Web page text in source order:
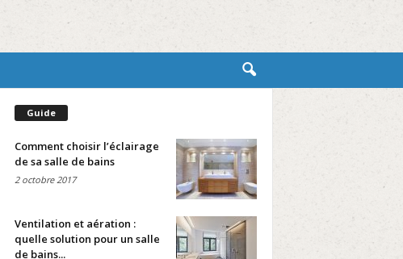
Guide
Comment choisir l’éclairage
de sa salle de bains
2 octobre 2017
Ventilation et aération :
quelle solution pour un salle
de bains...